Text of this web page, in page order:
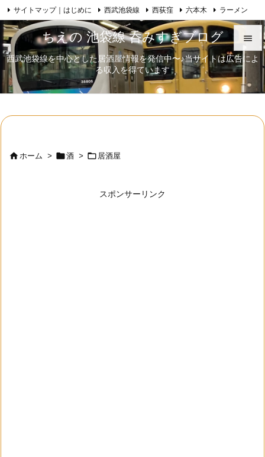
ちえの 池袋線 呑みすぎブログ
西武池袋線を中心とした居酒屋情報を発信中〜♪当サイトは広告によ
る収入を得ています


メニュ

サイトマップ｜はじめに 西武池袋線 西荻窪 六本木 ラーメン
日本酒 歌舞伎 自己紹介 RSS Feedly
ホーム > 酒 >  居酒屋
スポンサーリンク